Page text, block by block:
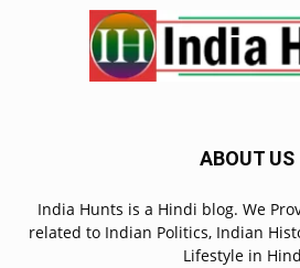
ABOUT US
India Hunts is a Hindi blog. We
related to Indian Politics, Indian
Lifestyle in